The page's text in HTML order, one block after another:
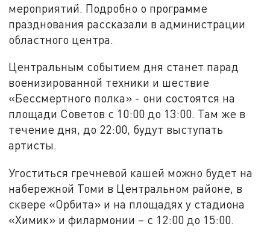
мероприятий. Подробно о программе
празднования рассказали в администрации
областного центра.
Центральным событием дня станет парад
военизированной техники и шествие
«Бессмертного полка» - они состоятся на
площади Советов с 10:00 до 13:00. Там же в
течение дня, до 22:00, будут выступать
артисты.
Угоститься гречневой кашей можно будет на
набережной Томи в Центральном районе, в
сквере «Орбита» и на площадях у стадиона
«Химик» и филармонии – с 12:00 до 15:00.